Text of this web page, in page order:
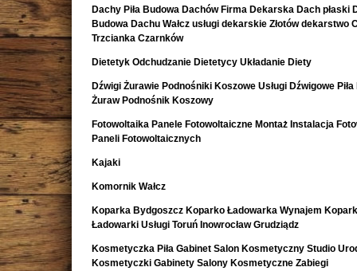
Dachy Piła Budowa Dachów Firma Dekarska Dach płaski
Budowa Dachu Wałcz usługi dekarskie Złotów dekarstwo
Trzcianka Czarnków
Dietetyk Odchudzanie Dietetycy Układanie Diety
Dźwigi Żurawie Podnośniki Koszowe Usługi Dźwigowe Piła
Żuraw Podnośnik Koszowy
Fotowoltaika Panele Fotowoltaiczne Montaż Instalacja
Paneli Fotowoltaicznych
Kajaki
Komornik Wałcz
Koparka Bydgoszcz Koparko Ładowarka Wynajem
Ładowarki Usługi Toruń Inowrocław Grudziądz
Kosmetyczka Piła Gabinet Salon Kosmetyczny Studio
Kosmetyczki Gabinety Salony Kosmetyczne Zabiegi